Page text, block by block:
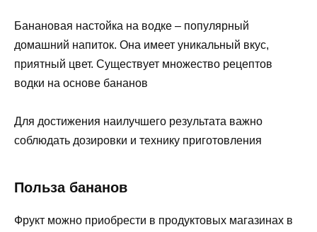
Банановая настойка на водке – популярный
домашний напиток. Она имеет уникальный вкус,
приятный цвет. Существует множество рецептов
водки на основе бананов
Для достижения наилучшего результата важно
соблюдать дозировки и технику приготовления
Польза бананов
Фрукт можно приобрести в продуктовых магазинах в